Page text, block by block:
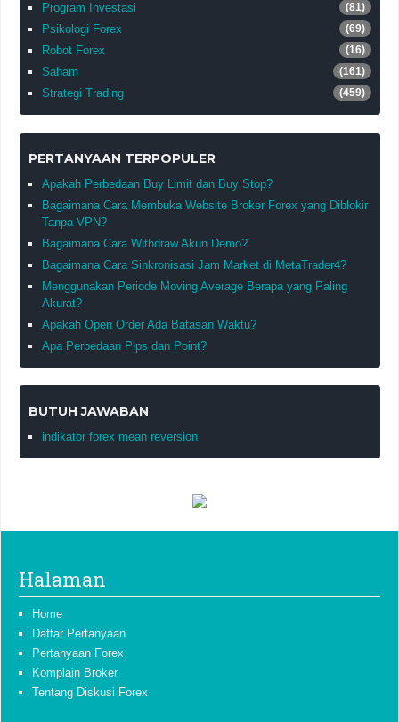
Program Investasi (81)
Psikologi Forex (69)
Robot Forex (16)
Saham (161)
Strategi Trading (459)
PERTANYAAN TERPOPULER
Apakah Perbedaan Buy Limit dan Buy Stop?
Bagaimana Cara Membuka Website Broker Forex yang Diblokir
Tanpa VPN?
Bagaimana Cara Withdraw Akun Demo?
Bagaimana Cara Sinkronisasi Jam Market di MetaTrader4?
Menggunakan Periode Moving Average Berapa yang Paling
Akurat?
Apakah Open Order Ada Batasan Waktu?
Apa Perbedaan Pips dan Point?
BUTUH JAWABAN
indikator forex mean reversion
Halaman
Home
Daftar Pertanyaan
Pertanyaan Forex
Komplain Broker
Tentang Diskusi Forex